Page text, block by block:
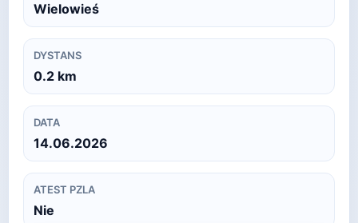
Wielowieś
DYSTANS
0.2 km
DATA
14.06.2026
ATEST PZLA
Nie